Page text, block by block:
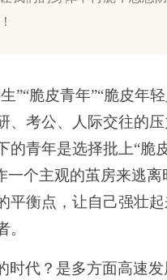
”“脆皮青年”“脆皮年
、考公、人际交往的
的青年是选择批上“脆
一个主观的茧房来逃
平衡点，让自己强壮
时代？是多方面高速发